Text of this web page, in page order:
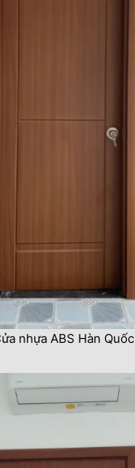
nhựa ABS Hàn Quốc